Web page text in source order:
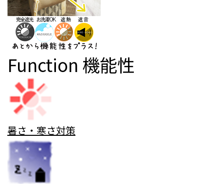
Function 機能性
暑さ・寒さ対策